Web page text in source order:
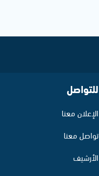
للتواصل
الإعلان معنا
تواصل معنا
الأرشيف